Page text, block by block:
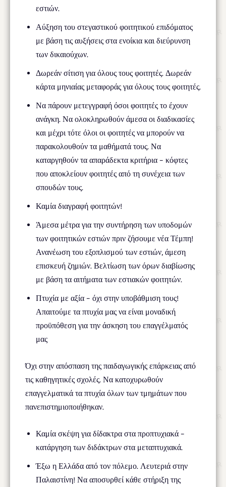
εστιών.
Αύξηση του στεγαστικού φοιτητικού επιδόματος
με βάση τις αυξήσεις στα ενοίκια και διεύρυνση
των δικαιούχων.
Δωρεάν σίτιση για όλους τους φοιτητές. Δωρεάν
κάρτα μηνιαίας μεταφοράς για όλους τους φοιτητές.
Να πάρουν μετεγγραφή όσοι φοιτητές το έχουν
ανάγκη. Να ολοκληρωθούν άμεσα οι διαδικασίες
και μέχρι τότε όλοι οι φοιτητές να μπορούν να
παρακολουθούν τα μαθήματά τους. Να
καταργηθούν τα απαράδεκτα κριτήρια – κόφτες
που αποκλείουν φοιτητές από τη συνέχεια των
σπουδών τους.
Καμία διαγραφή φοιτητών!
Άμεσα μέτρα για την συντήρηση των υποδομών
των φοιτητικών εστιών πριν ζήσουμε νέα Τέμπη!
Ανανέωση του εξοπλισμού των εστιών, άμεση
επισκευή ζημιών. Βελτίωση των όρων διαβίωσης
με βάση τα αιτήματα των εστιακών φοιτητών.
Πτυχία με αξία – όχι στην υποβάθμιση τους!
Απαιτούμε τα πτυχία μας να είναι μοναδική
προϋπόθεση για την άσκηση του επαγγέλματός
μας
Όχι στην απόσπαση της παιδαγωγικής επάρκειας από
τις καθηγητικές σχολές. Να κατοχυρωθούν
επαγγελματικά τα πτυχία όλων των τμημάτων που
πανεπιστημιοποιήθηκαν.
Καμία σκέψη για δίδακτρα στα προπτυχιακά –
κατάργηση των διδάκτρων στα μεταπτυχιακά.
Έξω η Ελλάδα από τον πόλεμο. Λευτεριά στην
Παλαιστίνη! Να αποσυρθεί κάθε στήριξη της